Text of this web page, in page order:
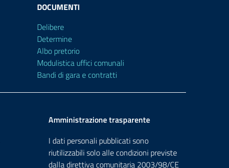
DOCUMENTI
Delibere
Determine
Albo pretorio
Modulistica uffici comunali
Bandi di gara e contratti
Amministrazione trasparente
I dati personali pubblicati sono
riutilizzabili solo alle condizioni previste
dalla direttiva comunitaria 2003/98/CE